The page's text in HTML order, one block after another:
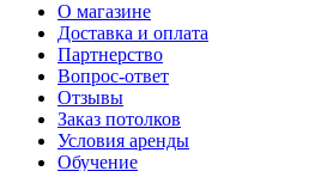
О магазине
Доставка и оплата
Партнерство
Вопрос-ответ
Отзывы
Заказ потолков
Условия аренды
Обучение